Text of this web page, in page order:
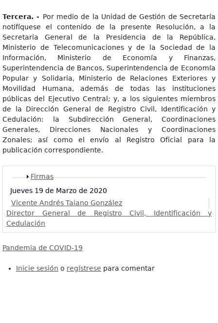
Tercera. - Por medio de la Unidad de Gestión de Secretaría
notifíquese el contenido de la presente Resolución, a la
Secretaria General de la Presidencia de la República,
Ministerio de Telecomunicaciones y de la Sociedad de la
Información, Ministerio de Economía y Finanzas,
Superintendencia de Bancos, Superintendencia de Economía
Popular y Solidaria, Ministerio de Relaciones Exteriores y
Movilidad Humana, además de todas las instituciones
públicas del Ejecutivo Central; y, a los siguientes miembros
de la Dirección General de Registro Civil, Identificación y
Cedulación: la Subdirección General, Coordinaciones
Generales, Direcciones Nacionales y Coordinaciones
Zonales; así como el envío al Registro Oficial para la
publicación correspondiente.
Mostrar
Firmas
Jueves 19 de Marzo de 2020
Vicente Andrés Taiano González
Director General de Registro Civil, Identificación y
Cedulación
Pandemia de COVID-19
Inicie sesión o regístrese para comentar